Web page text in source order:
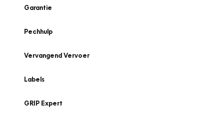
Garantie
Pechhulp
Vervangend Vervoer
Labels
GRIP Expert